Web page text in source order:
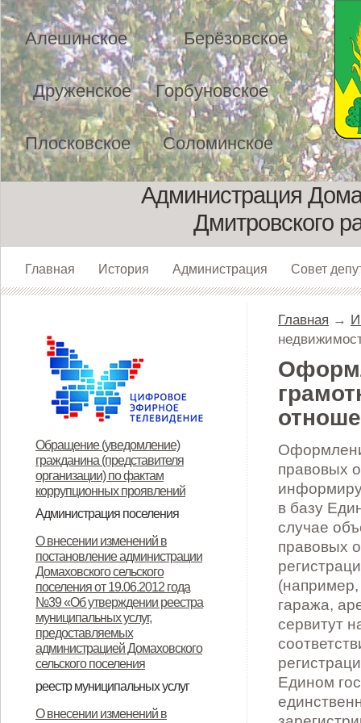
Алешинское Берёзовское
Друженское Горбуновское
Плосковское Соломинское
Главная История Администрация Совет
Администрация
Дмитровского
Обращение (уведомление)
гражданина (представителя
организации) по фактам
коррупционных проявлений
Администрация поселения
Структура и прием граждан
О внесении изменений в
постановление администрации
Домаховского сельского
поселения от 19.06.2012 года
№39 «Об утверждении реестра
муниципальных услуг,
предоставляемых
администрацией Домаховского
сельского поселения
реестр муниципальных услуг
Реестр муниципальных услуг,
Об утверждении реестра
Об утверждении Положения о
О внесении изменений в
Главная →
правовых
в базу
случае
правовых
(например,
гаража,
сервитут
Едином